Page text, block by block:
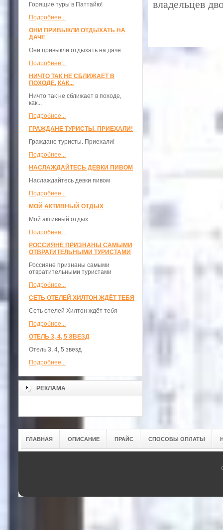
Горящие туры в Паттайю!
Подробнее...
ОНИ ПРИВЫКЛИ ОТДЫХАТЬ НА
ДАЧЕ
Они привыкли отдыхать на даче
Подробнее...
НИЧТО ТАК НЕ СБЛИЖАЕТ В
ПОХОДЕ, КАК...
Ничто так не сближает в походе,
как...
Подробнее...
ГРАЖДАНЕ ТУРИСТЫ. ПРИЕХАЛИ!
Граждане туристы. Приехали!
Подробнее...
НАСЛАЖДАЙТЕСЬ ДЕВКИ ПИВОМ
Наслаждайтесь девки пивом
Подробнее...
МОЙ АКТИВНЫЙ ОТДЫХ
Мой активный отдых
Подробнее...
РОССИЯНЕ ПРИЗНАНЫ САМЫМИ
ОТВРАТИТЕЛЬНЫМИ ТУРИСТАМИ
Россияне признаны самыми
отвратительными туристами
Подробнее...
СЕТЬ ОТЕЛЕЙ ХИЛТОН ЖДЁТ ТЕБЯ
Сеть отелей Хилтон ждёт тебя
Подробнее...
ОТЕЛЬ 3, 4, 5 ЗВЕЗД
Отель 3, 4, 5 звезд
Подробнее...
РЕКЛАМА
владельцев
ГЛАВНАЯ ОПИСАНИЕ ПРАЙС СПОСОБЫ ОПЛАТЫ